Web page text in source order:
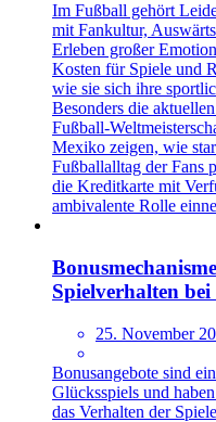
Im Fußball gehört
mit Fankultur,
Erleben großer
Kosten für Spiele und
wie sie sich ihre
Besonders die
Fußball-
Mexiko zeigen, wie
Fußballalltag der Fans
die Kreditkarte mit
ambivalente Rolle
Spielverhalten
25. November
Bonusangebote sind
Glücksspiels und
das Verhalten der